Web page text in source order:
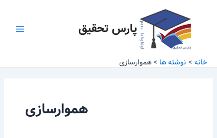
پارس تحقیق
خانه نوشته ها هموارسازی
هموارسازی